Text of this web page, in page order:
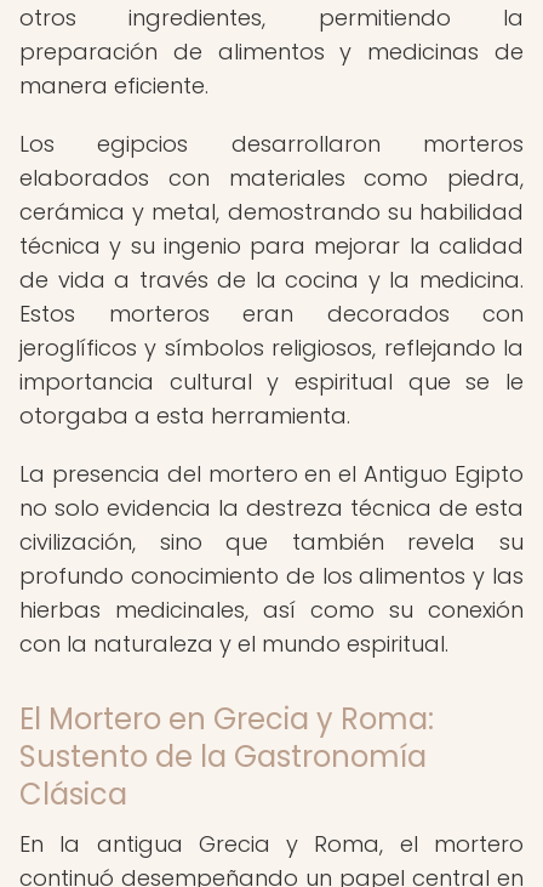
otros ingredientes, permitiendo la
preparación de alimentos y medicinas de
manera eficiente.
Los egipcios desarrollaron morteros
elaborados con materiales como piedra,
cerámica y metal, demostrando su habilidad
técnica y su ingenio para mejorar la calidad
de vida a través de la cocina y la medicina.
Estos morteros eran decorados con
jeroglíficos y símbolos religiosos, reflejando la
importancia cultural y espiritual que se le
otorgaba a esta herramienta.
La presencia del mortero en el Antiguo Egipto
no solo evidencia la destreza técnica de esta
civilización, sino que también revela su
profundo conocimiento de los alimentos y las
hierbas medicinales, así como su conexión
con la naturaleza y el mundo espiritual.
El Mortero en Grecia y Roma:
Sustento de la Gastronomía
Clásica
En la antigua Grecia y Roma, el mortero
continuó desempeñando un papel central en